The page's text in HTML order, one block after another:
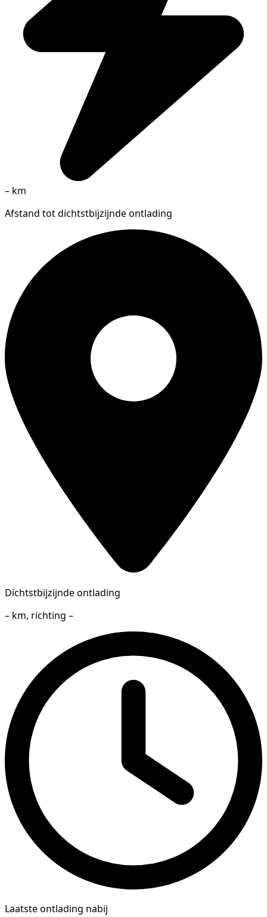
– km
Afstand tot dichtstbijzijnde ontlading
Dichtstbijzijnde ontlading
– km, richting –
Laatste ontlading nabij